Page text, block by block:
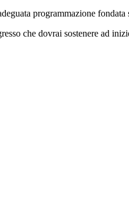
programmazione
che dovrai sostenere ad